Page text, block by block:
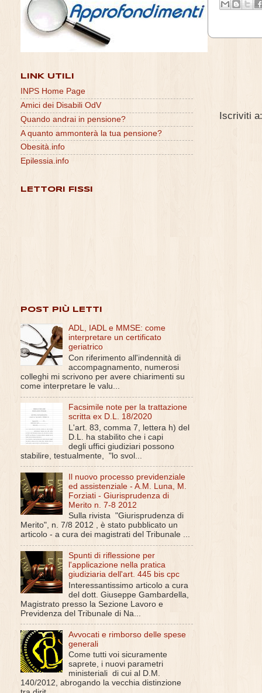
Iscriviti
LINK UTILI
INPS Home Page
Amici dei Disabili OdV
Quando andrai in pensione?
A quanto ammonterà la tua pensione?
Obesità.info
Epilessia.info
LETTORI FISSI
POST PIÙ LETTI
ADL, IADL e MMSE: come
interpretare un certificato
geriatrico
Con riferimento all'indennità di
accompagnamento, numerosi
colleghi mi scrivono per avere chiarimenti su
come interpretare le valu...
Facsimile note per la trattazione
scritta ex D.L. 18/2020
L'art. 83, comma 7, lettera h) del
D.L. ha stabilito che i capi
degli uffici giudiziari possono
stabilire, testualmente, "lo svol...
Il nuovo processo previdenziale
ed assistenziale - A.M. Luna, M.
Forziati - Giurisprudenza di
Merito n. 7-8 2012
Sulla rivista "Giurisprudenza di
Merito", n. 7/8 2012 , è stato pubblicato un
articolo - a cura dei magistrati del Tribunale ...
Spunti di riflessione per
l'applicazione nella pratica
giudiziaria dell'art. 445 bis cpc
Interessantissimo articolo a cura
del dott. Giuseppe Gambardella,
Magistrato presso la Sezione Lavoro e
Previdenza del Tribunale di Na...
Avvocati e rimborso delle spese
generali
Come tutti voi sicuramente
saprete, i nuovi parametri
ministeriali di cui al D.M.
140/2012, abrogando la vecchia distinzione